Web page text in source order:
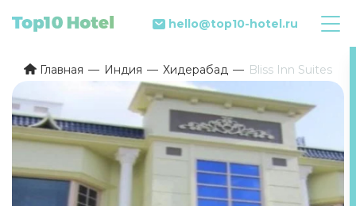
hello@top10-hotel.ru
Главная Индия Хидерабад Bliss Inn Suites